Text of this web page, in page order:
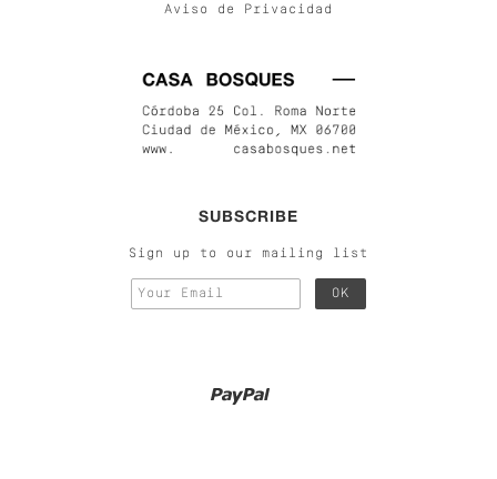
Aviso de Privacidad
SUBSCRIBE
Sign up to our mailing list